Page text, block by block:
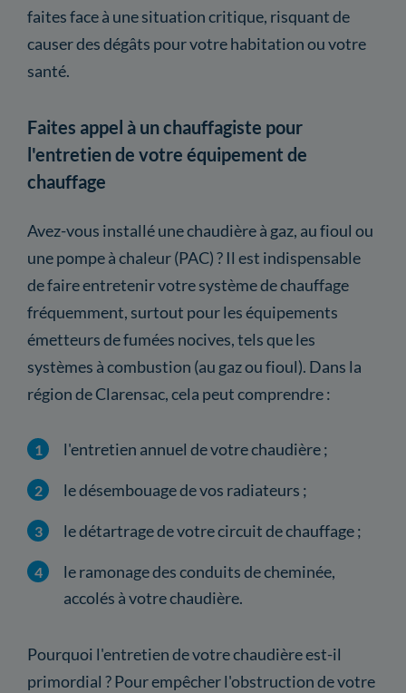
faites face à une situation critique, risquant de
causer des dégâts pour votre habitation ou votre
santé.
Faites appel à un chauffagiste pour
l'entretien de votre équipement de
chauffage
Avez-vous installé une chaudière à gaz, au fioul ou
une pompe à chaleur (PAC) ? Il est indispensable
de faire entretenir votre système de chauffage
fréquemment, surtout pour les équipements
émetteurs de fumées nocives, tels que les
systèmes à combustion (au gaz ou fioul). Dans la
région de Clarensac, cela peut comprendre :
l'entretien annuel de votre chaudière ;
le désembouage de vos radiateurs ;
le détartrage de votre circuit de chauffage ;
le ramonage des conduits de cheminée,
accolés à votre chaudière.
Pourquoi l'entretien de votre chaudière est-il
primordial ? Pour empêcher l'obstruction de votre